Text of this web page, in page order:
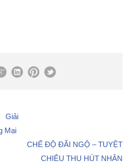
Mại
CHẾ ĐỘ ĐÃI NGỘ – TUYỆT
CHIÊU THU HÚT NHÂN